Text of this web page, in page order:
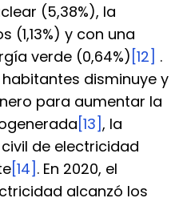
(5,38%), la
(1,13%) y con una
verde (0,64%) [12] .
disminuye y
para aumentar la
[13], la
de electricidad
[14] . En 2020, el
alcanzó los